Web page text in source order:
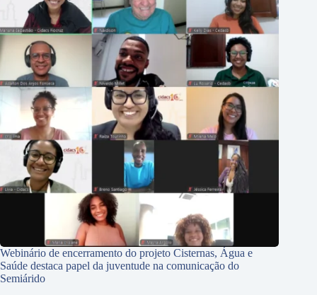
Webinário de encerramento do projeto Cisternas, Água e
Saúde destaca papel da juventude na comunicação do
Semiárido